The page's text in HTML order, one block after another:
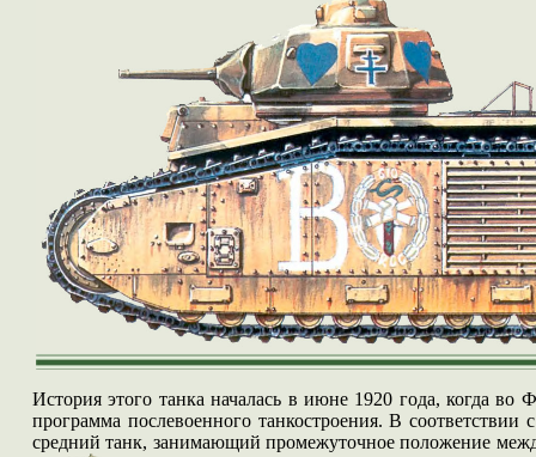
История этого танка началась в июне 1920 года, когда во
программа послевоенного танкостроения. В соответствии
средний танк, занимающий промежуточное положение